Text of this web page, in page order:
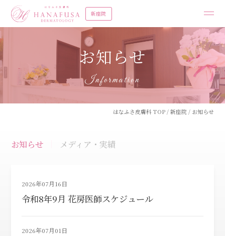
新座院
お知らせ
Information
はなふさ皮膚科 TOP /新座院 / お知らせ
お知らせ メディア・実績
2026年07月16日
令和8年9月 花房医師スケジュール
2026年07月01日